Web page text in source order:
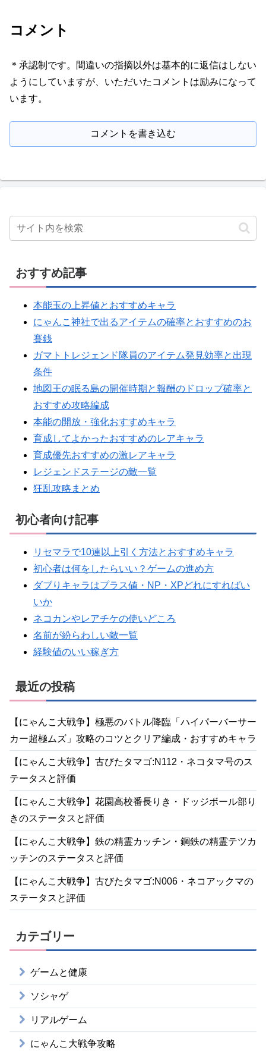
コメント
＊承認制です。間違いの指摘以外は基本的に返信はしない
ようにしていますが、いただいたコメントは励みになって
います。
コメントを書き込む
おすすめ記事
本能玉の上昇値とおすすめキャラ
にゃんこ神社で出るアイテムの確率とおすすめのお
賽銭
ガマトトレジェンド隊員のアイテム発見効率と出現
条件
地図王の眠る島の開催時期と報酬のドロップ確率と
おすすめ攻略編成
本能の開放・強化おすすめキャラ
育成してよかったおすすめのレアキャラ
育成優先おすすめの激レアキャラ
レジェンドステージの敵一覧
狂乱攻略まとめ
初心者向け記事
リセマラで10連以上引く方法とおすすめキャラ
初心者は何をしたらいい？ゲームの進め方
ダブりキャラはプラス値・NP・XPどれにすればい
いか
ネコカンやレアチケの使いどころ
名前が紛らわしい敵一覧
経験値のいい稼ぎ方
最近の投稿
【にゃんこ大戦争】極悪のバトル降臨「ハイパーバーサー
カー超極ムズ」攻略のコツとクリア編成・おすすめキャラ
【にゃんこ大戦争】古びたタマゴ:N112・ネコタマ号のス
テータスと評価
【にゃんこ大戦争】花園高校番長りき・ドッジボール部り
きのステータスと評価
【にゃんこ大戦争】鉄の精霊カッチン・鋼鉄の精霊テツカ
ッチンのステータスと評価
【にゃんこ大戦争】古びたタマゴ:N006・ネコアックマの
ステータスと評価
カテゴリー
ゲームと健康
ソシャゲ
リアルゲーム
にゃんこ大戦争攻略